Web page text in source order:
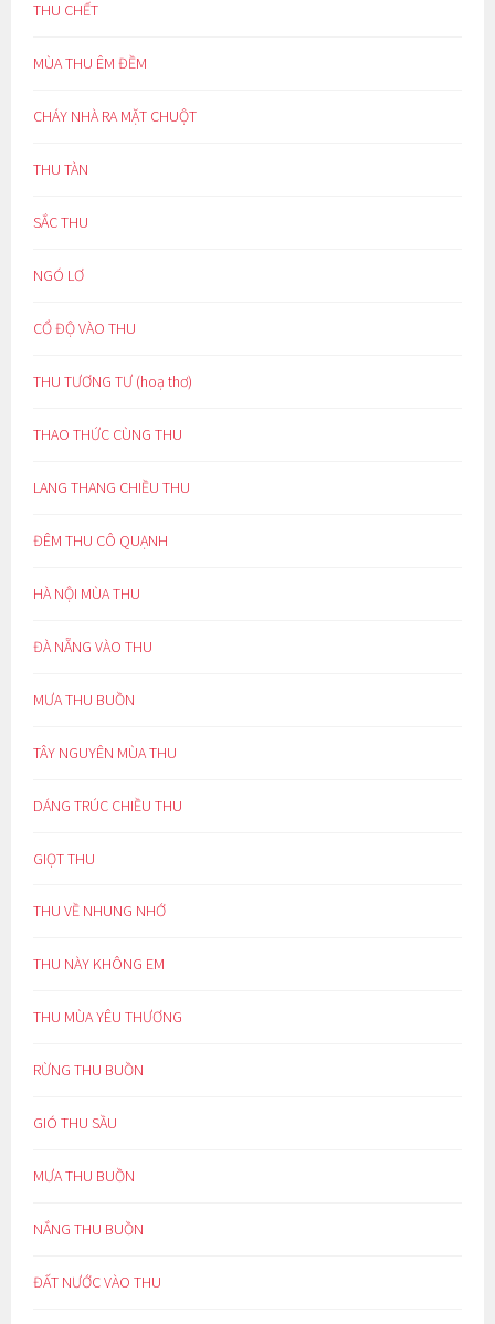
THU CHẾT
MÙA THU ÊM ĐỀM
CHÁY NHÀ RA MẶT CHUỘT
THU TÀN
SẮC THU
NGÓ LƠ
CỔ ĐỘ VÀO THU
THU TƯƠNG TƯ (hoạ thơ)
THAO THỨC CÙNG THU
LANG THANG CHIỀU THU
ĐÊM THU CÔ QUẠNH
HÀ NỘI MÙA THU
ĐÀ NẴNG VÀO THU
MƯA THU BUỒN
TÂY NGUYÊN MÙA THU
DÁNG TRÚC CHIỀU THU
GIỌT THU
THU VỀ NHUNG NHỚ
THU NÀY KHÔNG EM
THU MÙA YÊU THƯƠNG
RỪNG THU BUỒN
GIÓ THU SẦU
MƯA THU BUỒN
NẮNG THU BUỒN
ĐẤT NƯỚC VÀO THU